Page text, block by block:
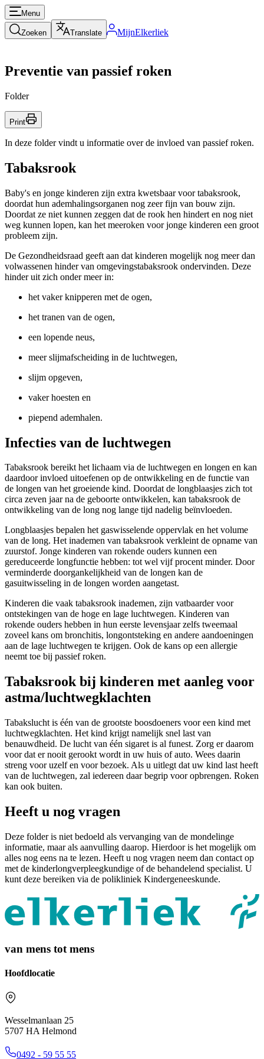
Menu
Zoeken Translate MijnElkerliek
Preventie van passief roken
Folder
Print
In deze folder vindt u informatie over de invloed van passief roken.
Tabaksrook
Baby's en jonge kinderen zijn extra kwetsbaar voor tabaksrook,
doordat hun ademhalingsorganen nog zeer fijn van bouw zijn.
Doordat ze niet kunnen zeggen dat de rook hen hindert en nog niet
weg kunnen lopen, kan het meeroken voor jonge kinderen een groot
probleem zijn.
De Gezondheidsraad geeft aan dat kinderen mogelijk nog meer dan
volwassenen hinder van omgevingstabaksrook ondervinden. Deze
hinder uit zich onder meer in:
het vaker knipperen met de ogen,
het tranen van de ogen,
een lopende neus,
meer slijmafscheiding in de luchtwegen,
slijm opgeven,
vaker hoesten en
piepend ademhalen.
Infecties van de luchtwegen
Tabaksrook bereikt het lichaam via de luchtwegen en longen en kan
daardoor invloed uitoefenen op de ontwikkeling en de functie van
de longen van het groeiende kind. Doordat de longblaasjes zich tot
circa zeven jaar na de geboorte ontwikkelen, kan tabaksrook de
ontwikkeling van de long nog lange tijd nadelig beïnvloeden.
Longblaasjes bepalen het gaswisselende oppervlak en het volume
van de long. Het inademen van tabaksrook verkleint de opname van
zuurstof. Jonge kinderen van rokende ouders kunnen een
gereduceerde longfunctie hebben: tot wel vijf procent minder. Door
verminderde doorgankelijkheid van de longen kan de
gasuitwisseling in de longen worden aangetast.
Kinderen die vaak tabaksrook inademen, zijn vatbaarder voor
ontstekingen van de hoge en lage luchtwegen. Kinderen van
rokende ouders hebben in hun eerste levensjaar zelfs tweemaal
zoveel kans om bronchitis, longontsteking en andere aandoeningen
aan de lage luchtwegen te krijgen. Ook de kans op een allergie
neemt toe bij passief roken.
Tabaksrook bij kinderen met aanleg voor
astma/luchtwegklachten
Tabakslucht is één van de grootste boosdoeners voor een kind met
luchtwegklachten. Het kind krijgt namelijk snel last van
benauwdheid. De lucht van één sigaret is al funest. Zorg er daarom
voor dat er nooit gerookt wordt in uw huis of auto. Wees daarin
streng voor uzelf en voor bezoek. Als u uitlegt dat uw kind last heeft
van de luchtwegen, zal iedereen daar begrip voor opbrengen. Roken
kan ook buiten.
Heeft u nog vragen
Deze folder is niet bedoeld als vervanging van de mondelinge
informatie, maar als aanvulling daarop. Hierdoor is het mogelijk om
alles nog eens na te lezen. Heeft u nog vragen neem dan contact op
met de kinderlongverpleegkundige of de behandelend specialist. U
kunt deze bereiken via de polikliniek Kindergeneeskunde.
van mens tot mens
Hoofdlocatie
Wesselmanlaan 25
5707 HA Helmond
0492 - 59 55 55